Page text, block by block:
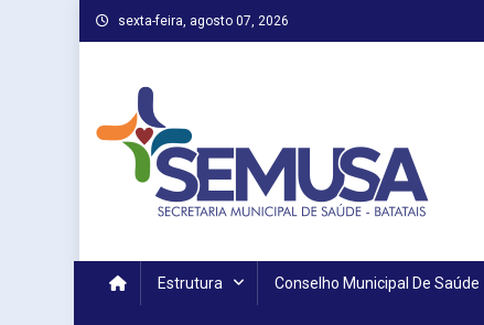
Skip
to
sexta-feira, agosto 07, 2026
Estrutura Conselho Municipal De Saúde